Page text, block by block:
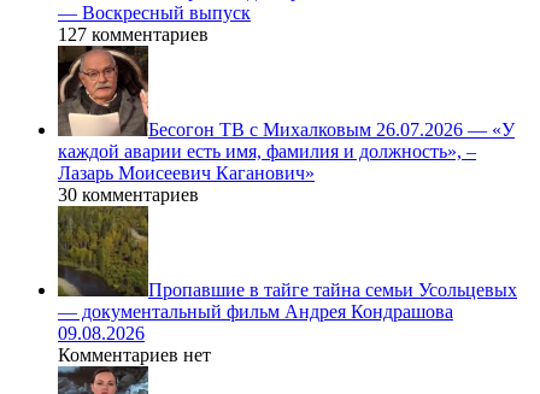
— Воскресный выпуск
127 комментариев
Бесогон ТВ с Михалковым 26.07.2026 — «У
каждой аварии есть имя, фамилия и должность», –
Лазарь Моисеевич Каганович»
30 комментариев
Пропавшие в тайге тайна семьи Усольцевых
— документальный фильм Андрея Кондрашова
09.08.2026
Комментариев нет